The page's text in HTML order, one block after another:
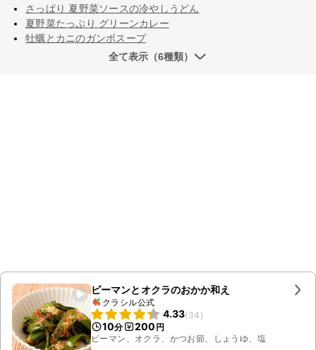
さっぱり 夏野菜ソースの冷やしうどん
夏野菜たっぷり グリーンカレー
牡蠣とカニのガンボスープ
全て表示（6種類）
ピーマンとオクラのおかか和え
クラシル公式
4.33(34 )
10分 200 円
ピーマン、オクラ、かつお節、しょうゆ、塩